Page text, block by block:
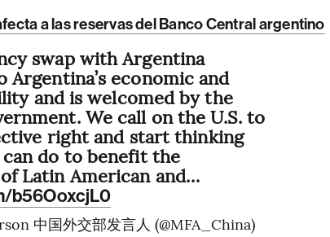
a las reservas del Banco Central argentino
swap with Argentina
economic and
and is welcomed by the
We call on the U.S. to
right and start thinking
do to benefit the
Latin American and…
b56OoxcjL0
中国外交部发言人 (@MFA_China)